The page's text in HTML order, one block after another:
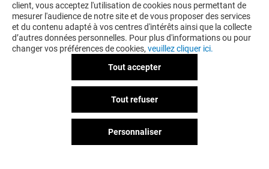
client, vous acceptez l'utilisation de cookies nous permettant de
mesurer l'audience de notre site et de vous proposer des services
et du contenu adapté à vos centres d'intérêts ainsi que la collecte
d’autres données personnelles. Pour plus d'informations ou pour
changer vos préférences de cookies, veuillez cliquer ici.
Tout accepter
Tout refuser
Personnaliser